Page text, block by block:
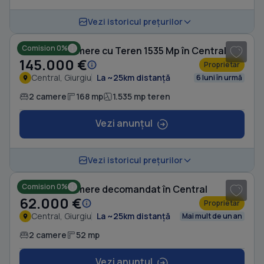
Vezi istoricul prețurilor
Comision 0%
Casă cu 2 camere cu Teren 1535 Mp în Central
145.000 € Proprietar
Central, Giurgiu La ~25km distanță 6 luni în urmă
2 camere 168 mp 1.535 mp teren
Vezi anunțul
Vezi istoricul prețurilor
Comision 0%
Casă cu 2 camere decomandat în Central
62.000 € Proprietar
Central, Giurgiu La ~25km distanță Mai mult de un an
2 camere 52 mp